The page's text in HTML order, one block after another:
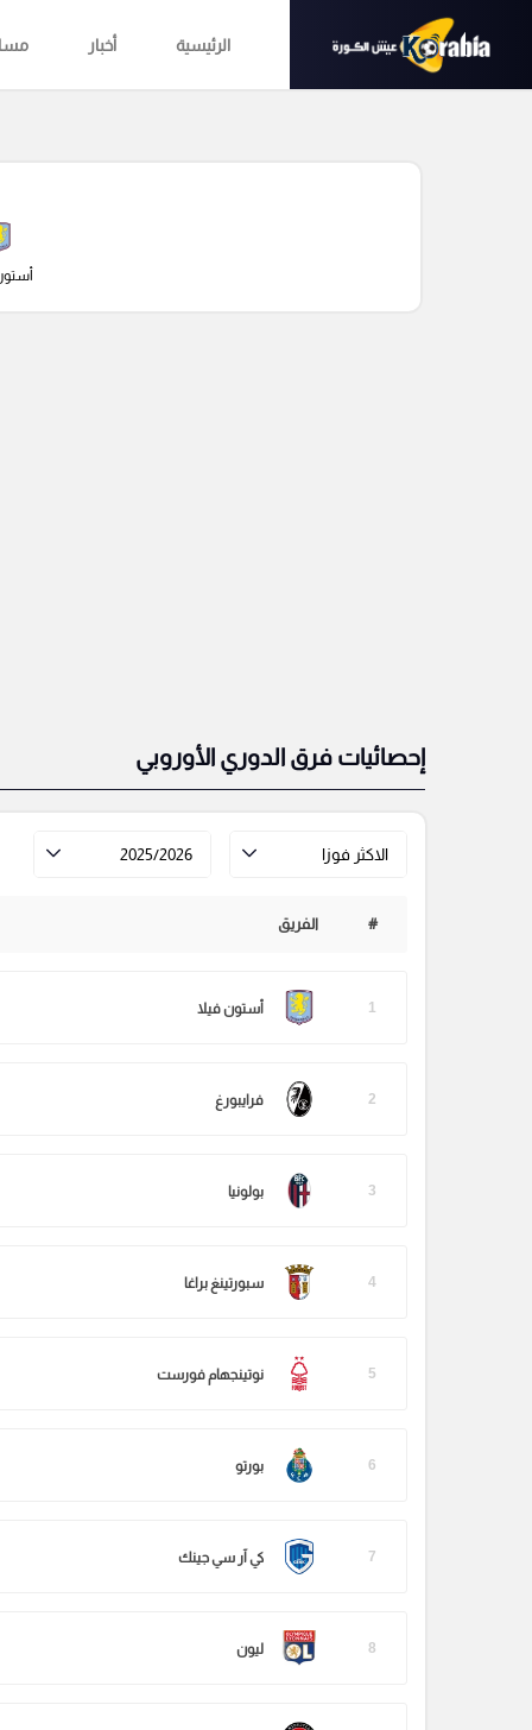
الرئيسية أخبار
إحصائيات فرق الدوري الأوروبي
الاكثر فوزا 2025/2026
# الفريق
1 أستون فيلا
2 فرايبورغ
3 بولونيا
4 سبورتينغ براغا
5 نوتينجهام فورست
6 بورتو
7 كي آر سي جينك
8 ليون